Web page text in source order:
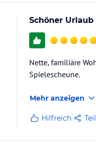
Schöner Urlaub
Nette, familiäre
Spielescheune.
Mehr anzeigen
Hilfreich